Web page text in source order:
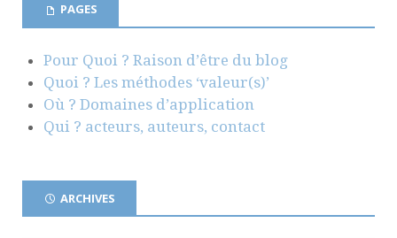
PAGES
Pour Quoi ? Raison d’être du blog
Quoi ? Les méthodes ‘valeur(s)’
Où ? Domaines d’application
Qui ? acteurs, auteurs, contact
ARCHIVES